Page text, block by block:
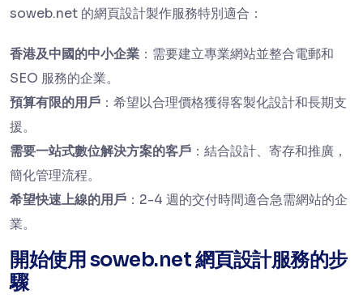
soweb.net 的網頁設計製作服務特別適合：
香港及中國的中小企業 ：需要建立專業網站並整合電郵和
SEO 服務的企業。
預算有限的用戶 ：希望以合理價格獲得客製化設計和長期支
援。
需要一站式數位解決方案的客戶 ：結合設計、寄存和推廣，
簡化管理流程。
希望快速上線的用戶 ：2-4 週的交付時間適合急需網站的企
業。
開始使用 soweb.net 網頁設計服務的步
驟